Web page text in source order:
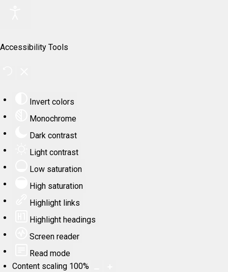
Accessibility Tools
Invert colors
Monochrome
Dark contrast
Light contrast
Low saturation
High saturation
Highlight links
Highlight headings
Screen reader
Read mode
Content scaling 100%